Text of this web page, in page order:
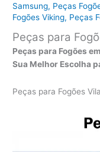
Samsung, Peças
Fogões Viking, Peças
Peças para
Peças para Fogões
Sua Melhor Escolha
Peças para Fogões